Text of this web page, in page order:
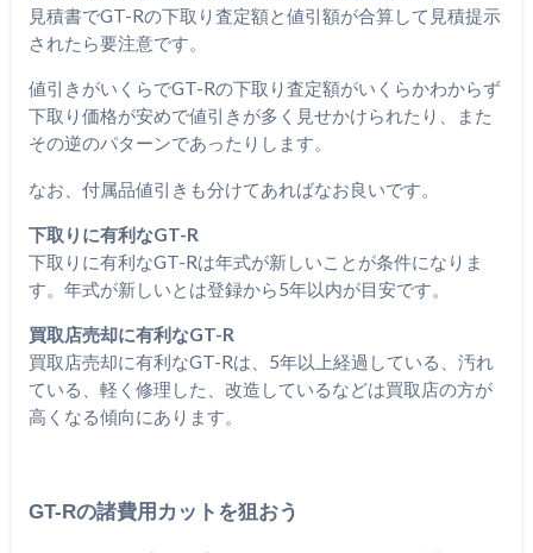
見積書でGT-Rの下取り査定額と値引額が合算して見積提示
されたら要注意です。
値引きがいくらでGT-Rの下取り査定額がいくらかわからず
下取り価格が安めで値引きが多く見せかけられたり、また
その逆のパターンであったりします。
なお、付属品値引きも分けてあればなお良いです。
下取りに有利なGT-R
下取りに有利なGT-Rは年式が新しいことが条件になりま
す。年式が新しいとは登録から5年以内が目安です。
買取店売却に有利なGT-R
買取店売却に有利なGT-Rは、5年以上経過している、汚れ
ている、軽く修理した、改造しているなどは買取店の方が
高くなる傾向にあります。
GT-Rの諸費用カットを狙おう